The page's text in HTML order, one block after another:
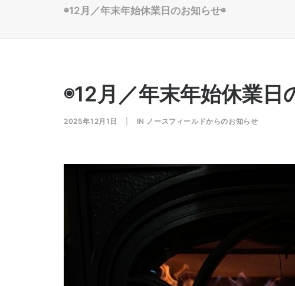
◉12月／年末年始休業日のお知らせ◉
◉12月／年末年始休業日
2025年12月1日 IN ノースフィールドからのお知らせ